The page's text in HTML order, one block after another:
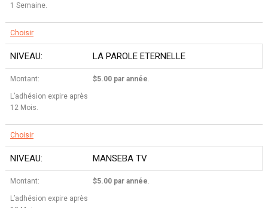
1 Semaine.
Choisir
LA PAROLE ETERNELLE
$5.00 par année.
L’adhésion expire après
12 Mois.
Choisir
MANSEBA TV
$5.00 par année.
L’adhésion expire après